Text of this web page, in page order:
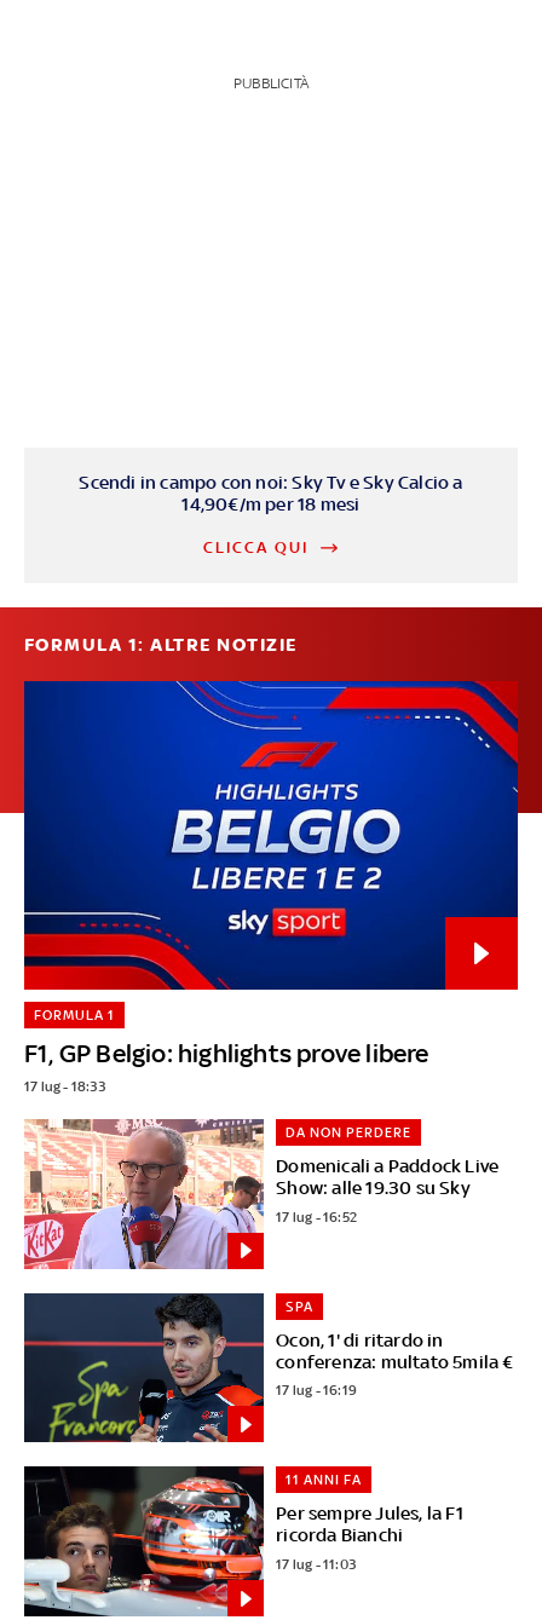
PUBBLICITÀ
Scendi in campo con noi: Sky Tv e Sky Calcio a
14,90€/m per 18 mesi
CLICCA QUI
FORMULA 1: ALTRE NOTIZIE
F1, GP Belgio: highlights prove libere
FORMULA 1
17 lug - 18:33
Domenicali a Paddock Live
Show: alle 19.30 su Sky
DA NON PERDERE
17 lug - 16:52
Ocon, 1' di ritardo in
conferenza: multato 5mila €
SPA
17 lug - 16:19
Per sempre Jules, la F1
ricorda Bianchi
11 ANNI FA
17 lug - 11:03